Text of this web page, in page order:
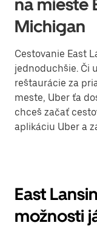
na mieste
Michigan
Cestovanie East
jednoduchšie. Či
reštaurácie za
meste, Uber ťa
chceš začať
aplikáciu Uber a
East
možnosti